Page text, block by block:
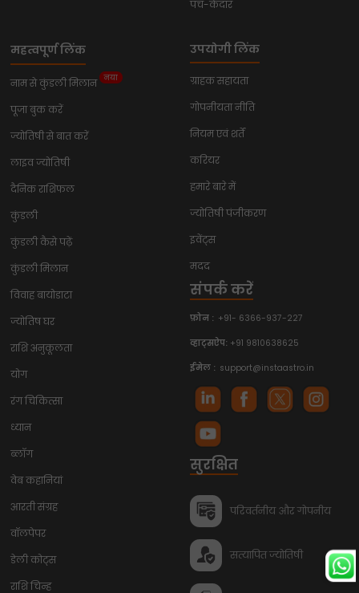
पंच-केदार
महत्वपूर्ण लिंक
नाम से कुंडली मिलान नया
पूजा बुक करें
ज्योतिषी से बात करें
लाइव ज्योतिषी
दैनिक राशिफल
कुंडली
कुंडली कैसे पढ़ें
कुंडली मिलान
विवाह बायोडाटा
ज्योतिष घर
राशि अनुकूलता
योग
रंग चिकित्सा
ध्यान
ब्लॉग
वेब कहानियां
आरती संग्रह
वॉलपेपर
डेली कोट्स
राशि चिन्ह
उपयोगी लिंक
ग्राहक सहायता
गोपनीयता नीति
नियम एवं शर्तें
करियर
हमारे बारे में
ज्योतिषी पंजीकरण
इवेंट्स
मदद
संपर्क करें
फ़ोन : +91- 6366-937-227
व्हाट्सऐप: +91 9810638625
ईमेल : support@instaastro.in
सुरक्षित
परिवर्तनीय और गोपनीय
सत्यापित ज्योतिषी